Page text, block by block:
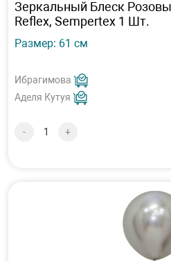
Зеркальный Блеск
Reflex, Sempertex 1 Шт.
Размер: 61 см
Ибрагимова
Аделя Кутуя
- +